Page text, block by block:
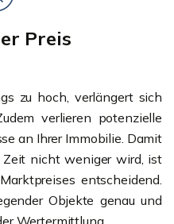
Preis
zu hoch, verlängert sich
verlieren potenzielle
an Ihrer Immobilie. Damit
Zeit nicht weniger wird, ist
entscheidend.
Objekte genau und
Wertermittlung.